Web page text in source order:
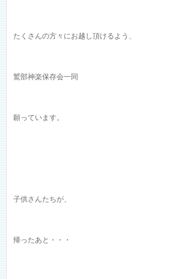
たくさんの方々にお越し頂けるよう、
鷲部神楽保存会一同
願っています。
子供さんたちが、
帰ったあと・・・